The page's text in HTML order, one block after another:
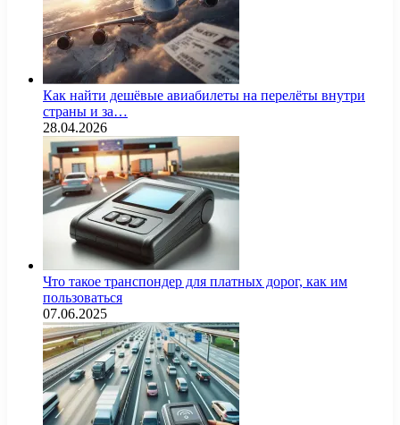
Как найти дешёвые авиабилеты на перелёты внутри
страны и за…
28.04.2026
Что такое транспондер для платных дорог, как им
пользоваться
07.06.2025